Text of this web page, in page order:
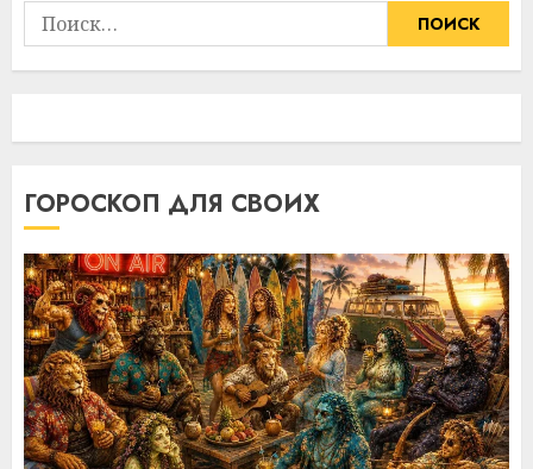
Найти:
ГОРОСКОП ДЛЯ СВОИХ